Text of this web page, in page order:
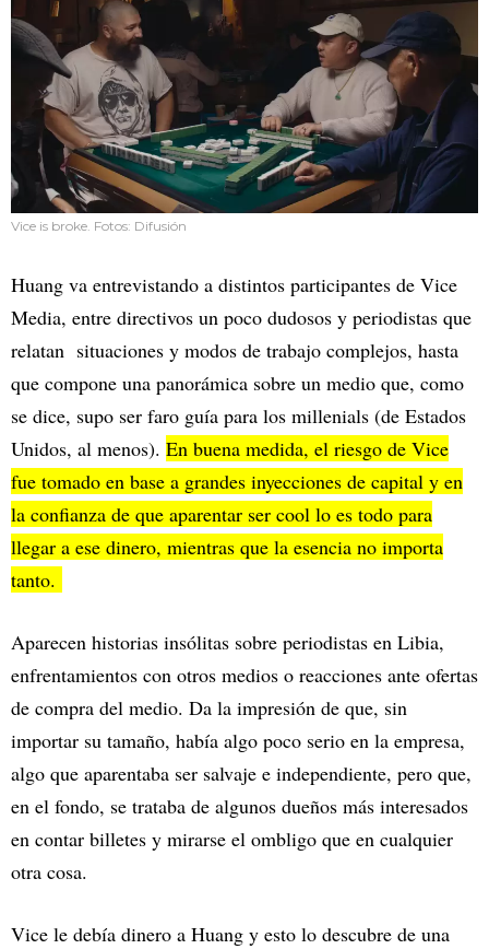
Vice is broke. Fotos: Difusión
Huang va entrevistando a distintos participantes de Vice
Media, entre directivos un poco dudosos y periodistas que
relatan situaciones y modos de trabajo complejos, hasta
que compone una panorámica sobre un medio que, como
se dice, supo ser faro guía para los millenials (de Estados
Unidos, al menos). En buena medida, el riesgo de Vice
fue tomado en base a grandes inyecciones de capital y en
la confianza de que aparentar ser cool lo es todo para
llegar a ese dinero, mientras que la esencia no importa
tanto.
Aparecen historias insólitas sobre periodistas en Libia,
enfrentamientos con otros medios o reacciones ante ofertas
de compra del medio. Da la impresión de que, sin
importar su tamaño, había algo poco serio en la empresa,
algo que aparentaba ser salvaje e independiente, pero que,
en el fondo, se trataba de algunos dueños más interesados
en contar billetes y mirarse el ombligo que en cualquier
otra cosa.
Vice le debía dinero a Huang y esto lo descubre de una